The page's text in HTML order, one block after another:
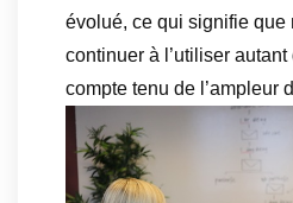
évolué, ce qui signifie que
continuer à l’utiliser
compte tenu de l’ampleur